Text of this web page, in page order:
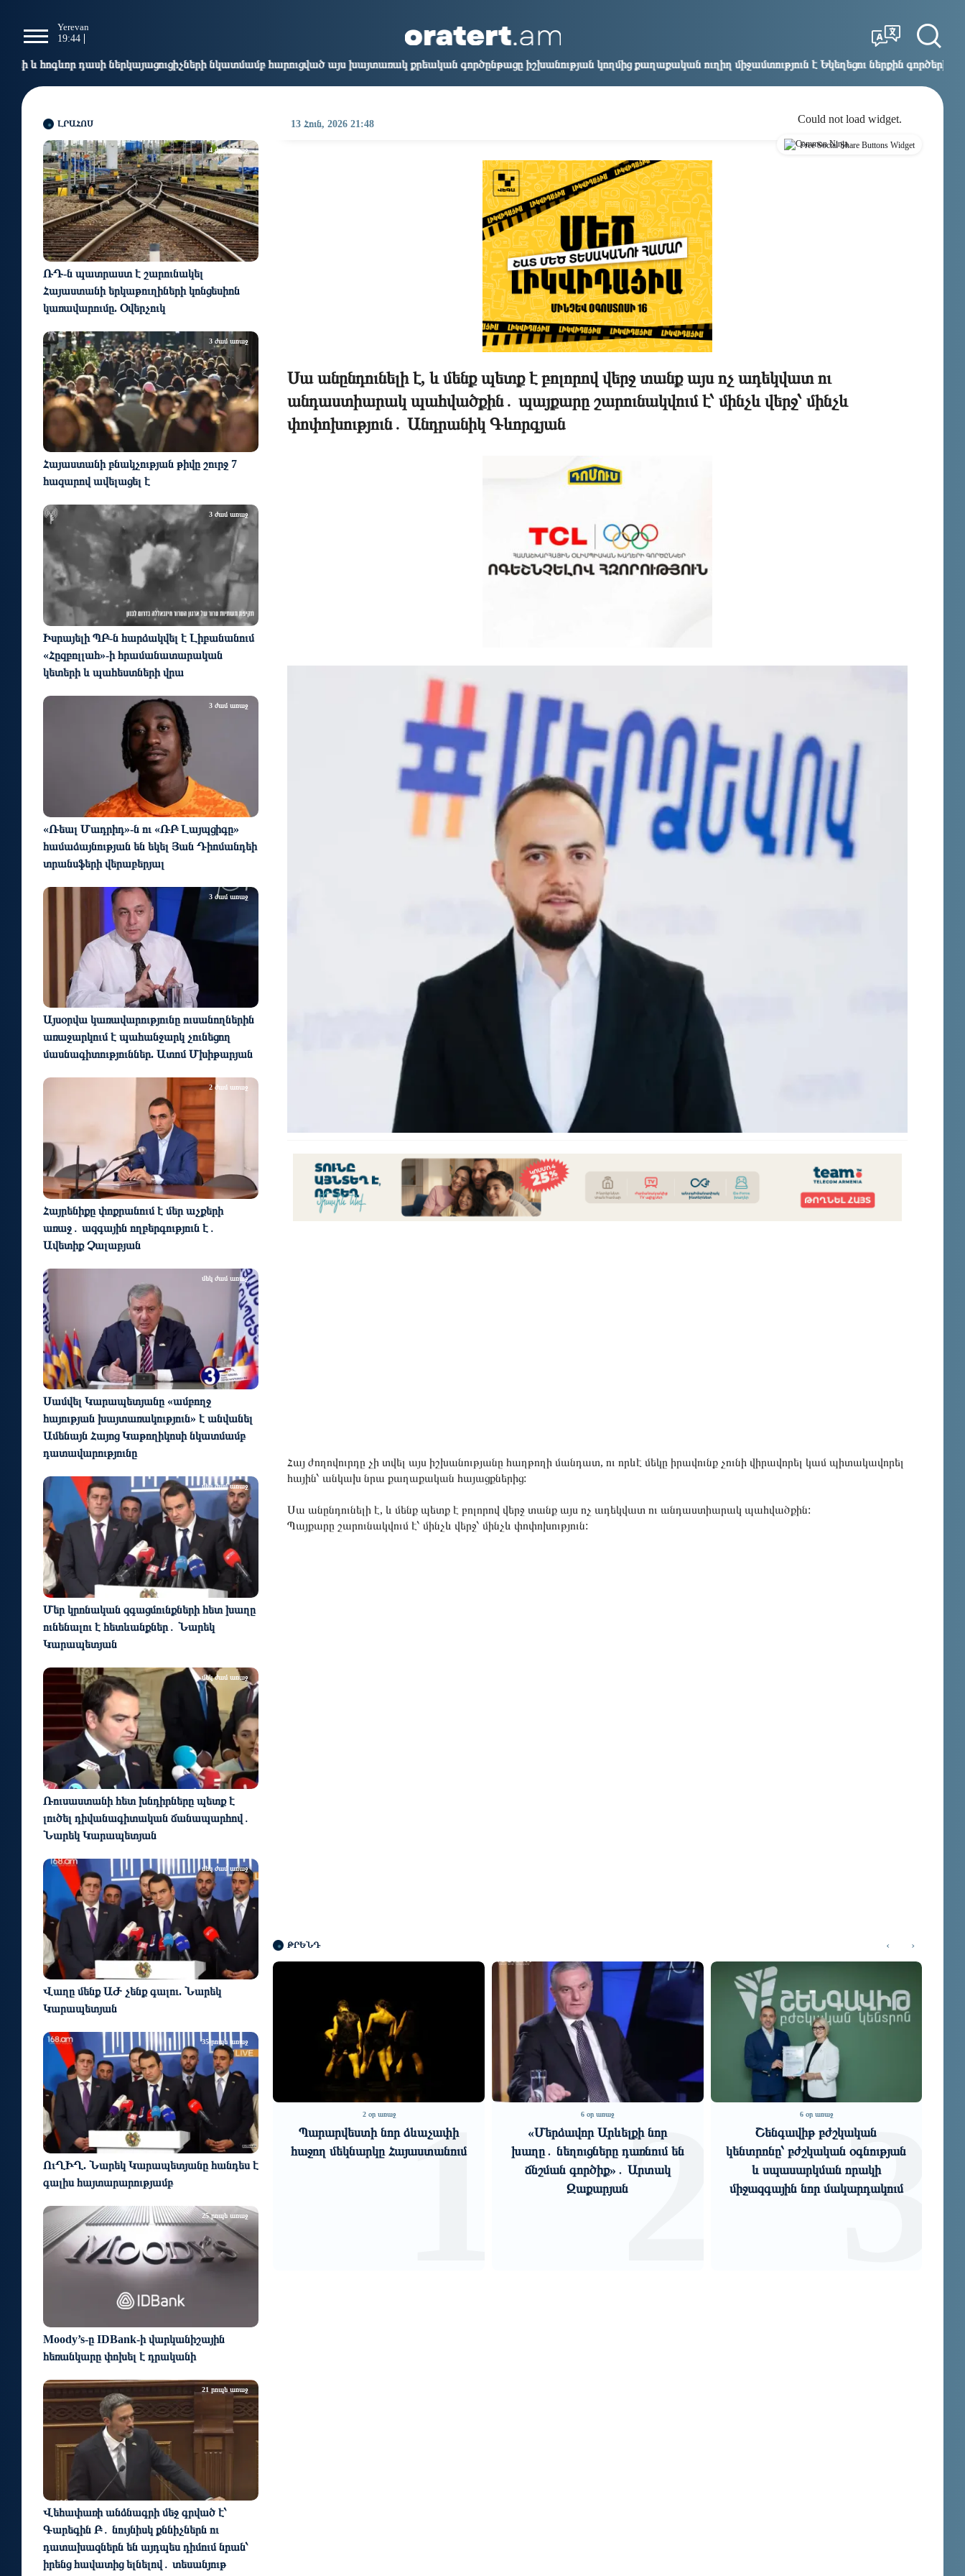
Yerevan
19:44
Los Angeles
08:44
Beijing
23:44
ներկայացուցիչների նկատմամբ հարուցված այս խայտառակ քրեական գործընթացը իշխանության կողմից քաղաքական ուղիղ միջամտություն է Եկեղեցու ներքին գործերին և
ԼՐԱՀՈՍ
ՌԴ-ն պատրաստ է շարունակել
Հայաստանի երկաթուղիների կոնցեսիոն
կառավարումը. Օվերչուկ
4 ժամ առաջ
Հայաստանի բնակչության թիվը շուրջ 7
հազարով ավելացել է
3 ժամ առաջ
Իսրայելի ՊԲ-ն հարձակվել է Լիբանանում
«Հըզբոլլահ»-ի հրամանատարական
կետերի և պահեստների վրա
3 ժամ առաջ
«Ռեալ Մադրիդ»-ն ու «ՌԲ Լայպցիգը»
համաձայնության են եկել Յան Դիոմանդեի
տրանսֆերի վերաբերյալ
3 ժամ առաջ
Այսօրվա կառավարությունը ուսանողներին
առաջարկում է պահանջարկ չունեցող
մասնագիտություններ. Ատոմ Մխիթարյան
3 ժամ առաջ
Հայրենիքը փոքրանում է մեր աչքերի
առաջ․ ազգային ողբերգություն է․
Ավետիք Չալաբյան
2 ժամ առաջ
Սամվել Կարապետյանը «ամբողջ
հայության խայտառակություն» է անվանել
Ամենայն Հայոց Կաթողիկոսի նկատմամբ
դատավարությունը
մեկ ժամ առաջ
Մեր կրոնական զգացմունքների հետ խաղը
ունենալու է հետևանքներ․ Նարեկ
Կարապետյան
մեկ ժամ առաջ
Ռուսաստանի հետ խնդիրները պետք է
լուծել դիվանագիտական ճանապարհով․
Նարեկ Կարապետյան
մեկ ժամ առաջ
Վաղը մենք ԱԺ չենք գալու. Նարեկ
Կարապետյան
մեկ ժամ առաջ
ՈւՂԻՂ. Նարեկ Կարապետյանը հանդես է
գալիս հայտարարությամբ
35 րոպե առաջ
Moody’s-ը IDBank-ի վարկանիշային
հեռանկարը փոխել է դրականի
25 րոպե առաջ
Վեհափառի անձնագրի մեջ գրված է՝
Գարեգին Բ․ նույնիսկ քննիչներն ու
դատախազներն են այդպես դիմում նրան՝
իրենց հավատից ելնելով․ տեսանյութ
21 րոպե առաջ
13 Հուն, 2026 21:48 Could not load widget.
Free Social Share Buttons Widget
Սա անընդունելի է, և մենք պետք է բոլորով վերջ տանք այս ոչ ադեկվատ ու
անդաստիարակ պահվածքին․ պայքարը շարունակվում է՝ մինչև վերջ՝ մինչև
փոփոխություն․ Անդրանիկ Գևորգյան
Հայ ժողովուրդը չի տվել այս իշխանությանը հաղթողի մանդատ, ու որևէ մեկը իրավունք չունի վիրավորել կամ պիտակավորել
հային՝ անկախ նրա քաղաքական հայացքներից:
Սա անընդունելի է, և մենք պետք է բոլորով վերջ տանք այս ոչ ադեկվատ ու անդաստիարակ պահվածքին:
Պայքարը շարունակվում է՝ մինչև վերջ՝ մինչև փոփոխություն:
ԹՐԵՆԴ
6 օր առաջ
Էմոցիոնալ դիվանագիտություն․
Իշխանությունները կրկնում են է
այն նույն սխալը, որը արվեց
Ադրբեջանի դեպքո...
10 2 օր առաջ
Պարարվեստի նոր ձևաչափի
հաջող մեկնարկը Հայաստանում
1 6 օր առաջ
«Մերձավոր Արևելքի նոր
խաղը․ նեղուցները դառնում են
ճնշման գործիք»․ Արտակ
Զաքարյան2 6 օր առաջ
Շենգավիթ բժշկական
կենտրոնը՝ բժշկական օգնության
և սպասարկման որակի
միջազգային նոր մակարդակում
3
‹ ›